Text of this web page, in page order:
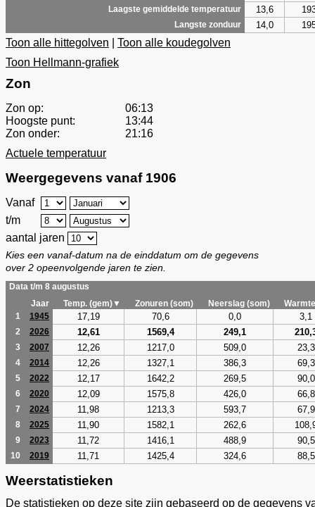
Laagste gemiddelde temperatuur 13,6
Langste zonduur 14,0
Toon alle hittegolven
Toon alle koudegolven
Toon Hellmann-grafiek
Zon
Zon op:
06:13
Hoogste punt:
13:44
Zon onder:
21:16
Actuele temperatuur
Weergegevens vanaf 1906
Vanaf
t/m
aantal jaren
Kies een vanaf-datum na de einddatum om de gegevens
over 2 opeenvolgende jaren te zien.
Data t/m 8 augustus
Jaar
Temp. (gem)▼ Zonuren (som) Neerslag (som)
1
1945 17,19 70,6 0,0 3,1
2 2026 12,61 1569,4 249,1
3 2007 12,26 1217,0 509,0 23,3
4 2014 12,26 1327,1 386,3 69,3
5 2022 12,17 1642,2 269,5 90,0
6 2020 12,09 1575,8 426,0 66,8
7 2024 11,98 1213,3 593,7 67,9
8 2025 11,90 1582,1 262,6
9 2023 11,72 1416,1 488,9 90,5
10 2019 11,71 1425,4 324,6 88,5
Weerstatistieken
De statistieken op deze site zijn gebaseerd op de gegevens